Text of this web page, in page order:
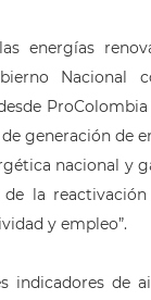
energías
Nacional
generación de
nacional y
la
y empleo”.
indicadores de